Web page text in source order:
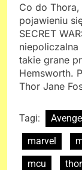
Co do
pojawieniu
SECRET
takie grane
Hemsworth.
Thor Jane
Tagi:
marvel
mcu
thor